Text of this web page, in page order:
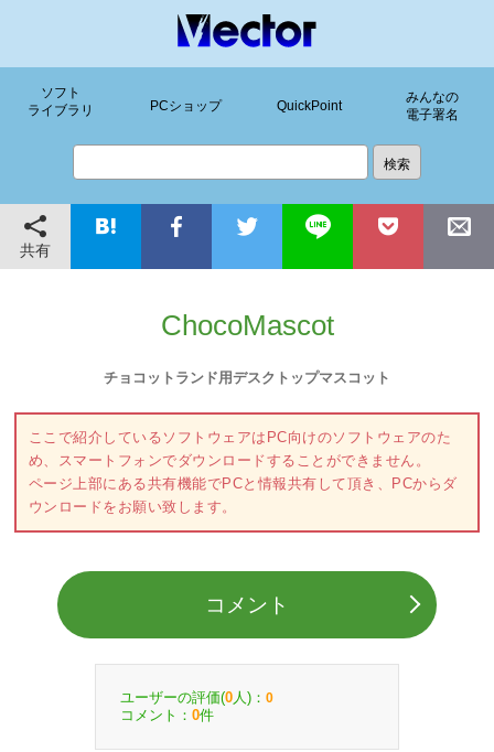
ソフト
ライブラリ
PCショップ QuickPoint
みんなの
電子署名
共有
ChocoMascot
チョコットランド用デスクトップマスコット
ここで紹介しているソフトウェアはPC向けのソフトウェアのた
め、スマートフォンでダウンロードすることができません。
ページ上部にある共有機能でPCと情報共有して頂き、PCからダ
ウンロードをお願い致します。
コメント
ユーザーの評価(0 人)： 0
コメント： 0件